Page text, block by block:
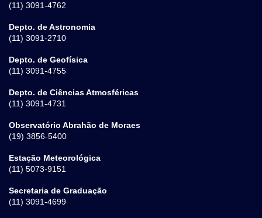
(11) 3091-4762
Depto. de Astronomia
(11) 3091-2710
Depto. de Geofísica
(11) 3091-4755
Depto. de Ciências Atmosféricas
(11) 3091-4731
Observatório Abrahão de Moraes
(19) 3856-5400
Estação Meteorológica
(11) 5073-9151
Secretaria de Graduação
(11) 3091-4699